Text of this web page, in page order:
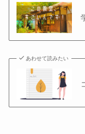
あわせて読みたい